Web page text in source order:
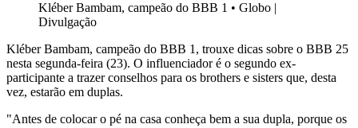
Kléber Bambam, campeão do BBB 1 • Globo |
Divulgação
Kléber Bambam, campeão do BBB 1, trouxe dicas sobre o BBB 25
nesta segunda-feira (23). O influenciador é o segundo ex-
participante a trazer conselhos para os brothers e sisters que, desta
vez, estarão em duplas.
"Antes de colocar o pé na casa conheça bem a sua dupla, porque os